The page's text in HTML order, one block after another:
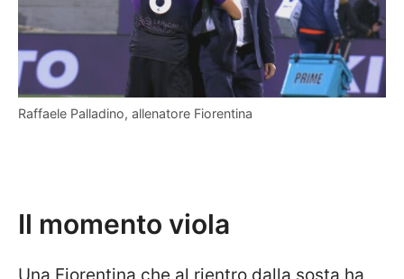
Raffaele Palladino, allenatore Fiorentina
Il momento viola